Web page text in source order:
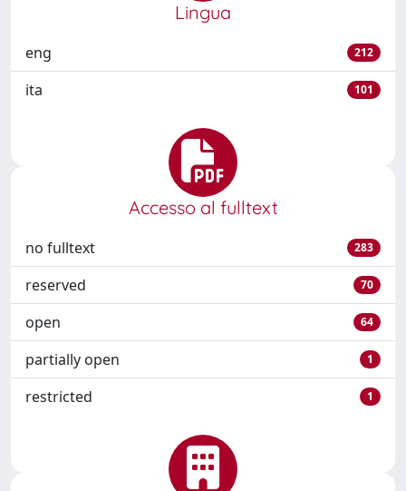
Lingua
eng 212
ita 101
Accesso al fulltext
no fulltext 283
reserved 70
open 64
partially open 1
restricted 1